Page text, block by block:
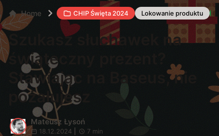
Home CHIP Święta 2024 Lokowanie produktu
Szukasz słuchawek na
świąteczny prezent?
Stawiając na Baseus, nie
pożałujesz
M
Mateusz Łysoń
18.12.2024 7 min